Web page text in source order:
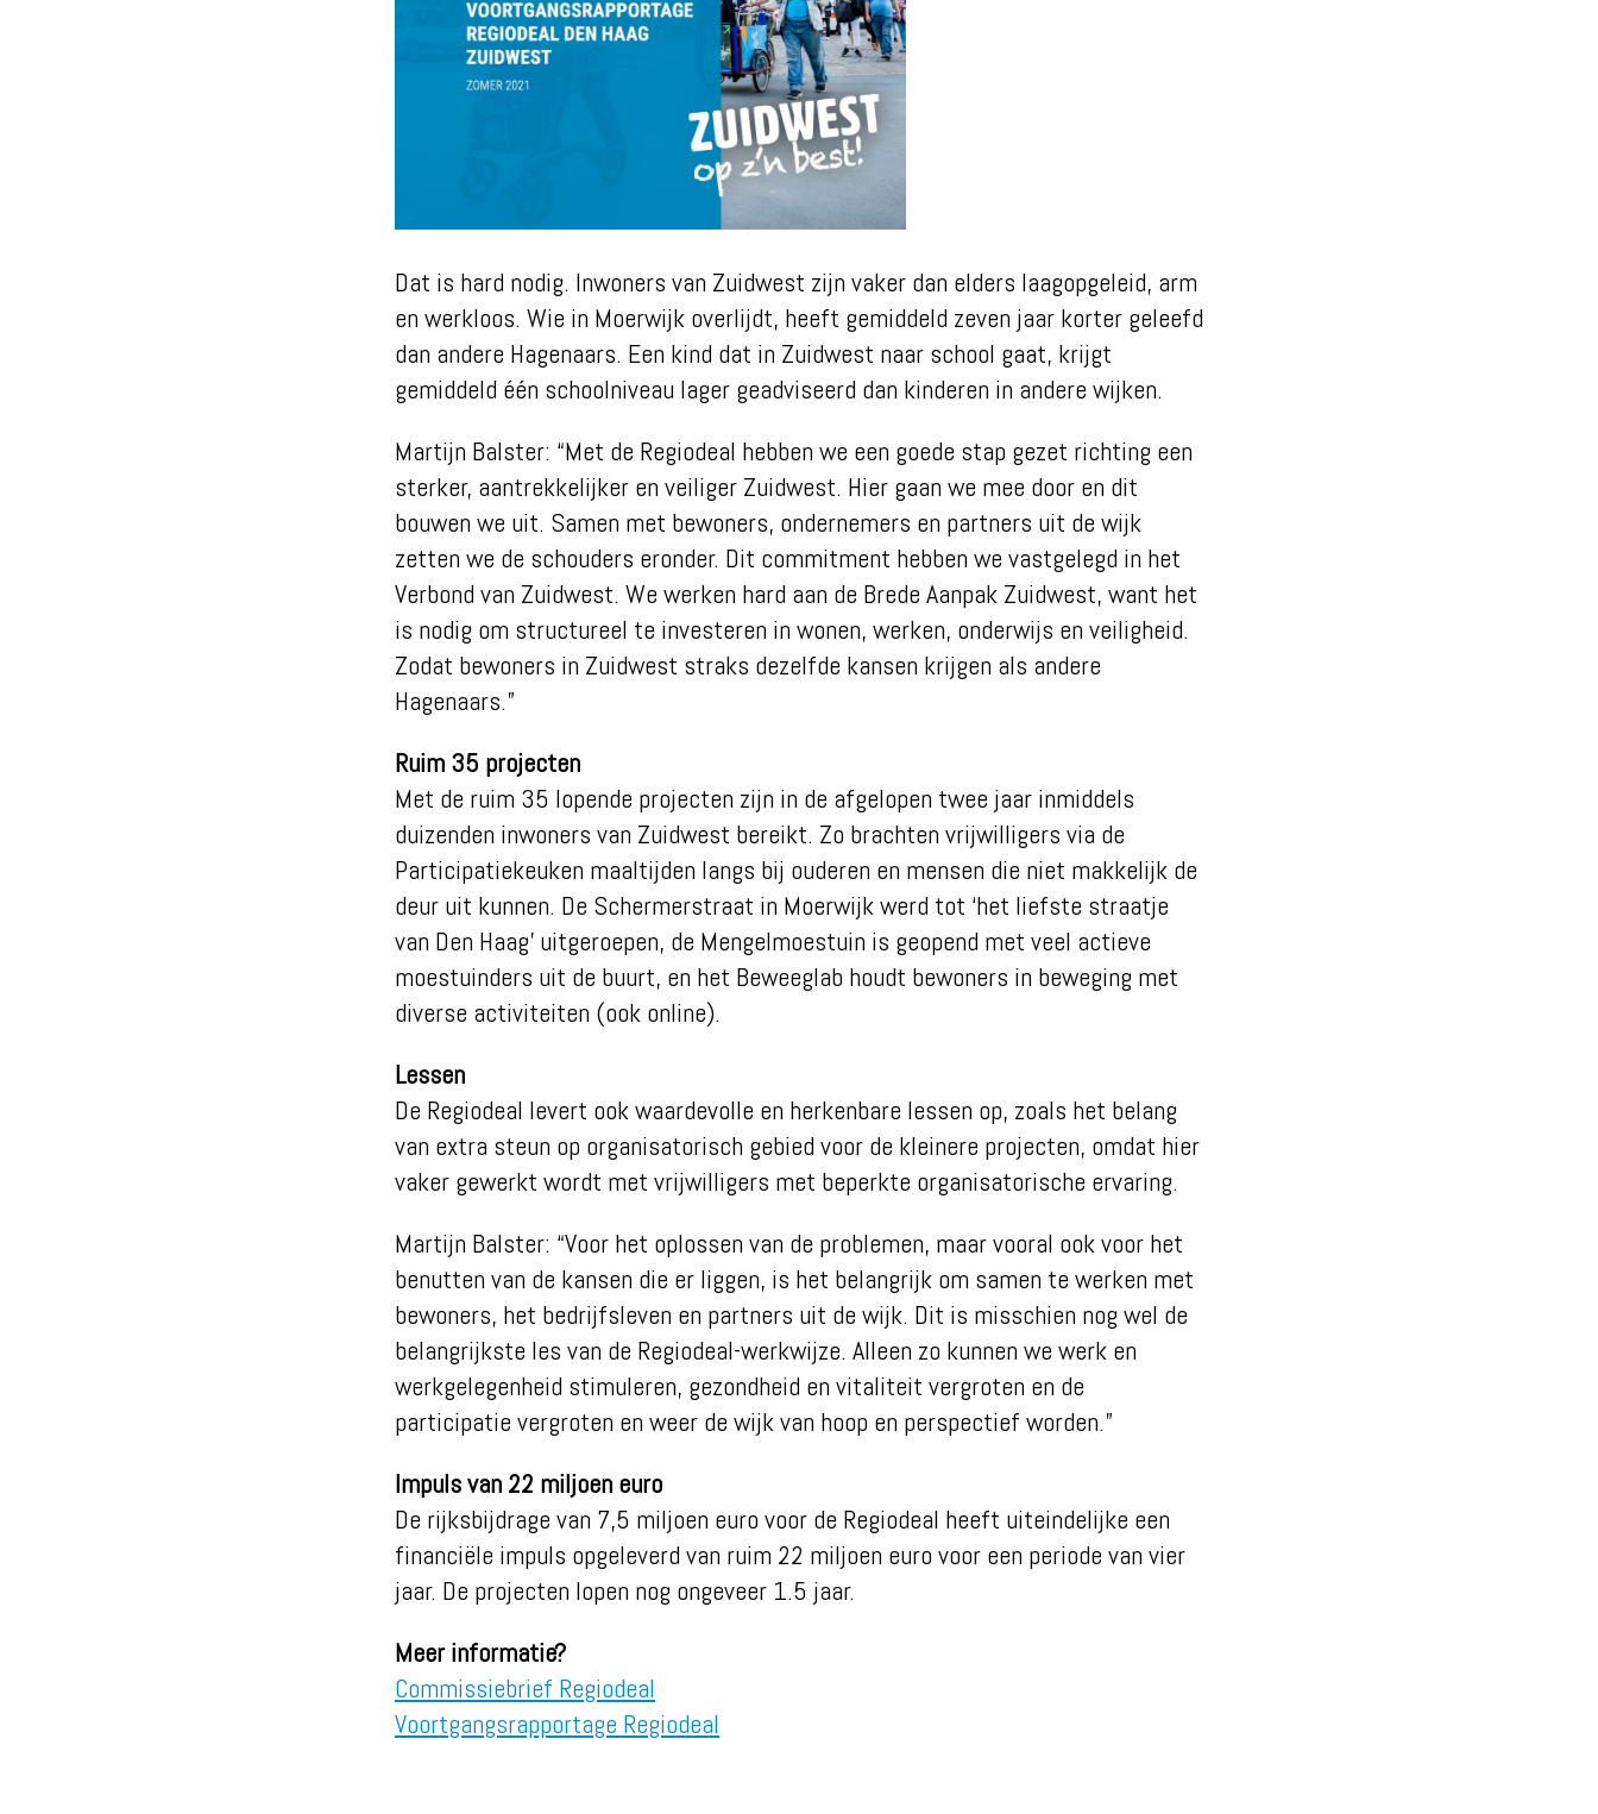
Dat is hard nodig. Inwoners van Zuidwest zijn vaker dan elders laagopgeleid, arm
en werkloos. Wie in Moerwijk overlijdt, heeft gemiddeld zeven jaar korter geleefd
dan andere Hagenaars. Een kind dat in Zuidwest naar school gaat, krijgt
gemiddeld één schoolniveau lager geadviseerd dan kinderen in andere wijken.
Martijn Balster: “Met de Regiodeal hebben we een goede stap gezet richting een
sterker, aantrekkelijker en veiliger Zuidwest. Hier gaan we mee door en dit
bouwen we uit. Samen met bewoners, ondernemers en partners uit de wijk
zetten we de schouders eronder. Dit commitment hebben we vastgelegd in het
Verbond van Zuidwest. We werken hard aan de Brede Aanpak Zuidwest, want het
is nodig om structureel te investeren in wonen, werken, onderwijs en veiligheid.
Zodat bewoners in Zuidwest straks dezelfde kansen krijgen als andere
Hagenaars.”
Ruim 35 projecten
Met de ruim 35 lopende projecten zijn in de afgelopen twee jaar inmiddels
duizenden inwoners van Zuidwest bereikt. Zo brachten vrijwilligers via de
Participatiekeuken maaltijden langs bij ouderen en mensen die niet makkelijk de
deur uit kunnen. De Schermerstraat in Moerwijk werd tot ‘het liefste straatje
van Den Haag’ uitgeroepen, de Mengelmoestuin is geopend met veel actieve
moestuinders uit de buurt, en het Beweeglab houdt bewoners in beweging met
diverse activiteiten (ook online).
Lessen
De Regiodeal levert ook waardevolle en herkenbare lessen op, zoals het belang
van extra steun op organisatorisch gebied voor de kleinere projecten, omdat hier
vaker gewerkt wordt met vrijwilligers met beperkte organisatorische ervaring.
Martijn Balster: “Voor het oplossen van de problemen, maar vooral ook voor het
benutten van de kansen die er liggen, is het belangrijk om samen te werken met
bewoners, het bedrijfsleven en partners uit de wijk. Dit is misschien nog wel de
belangrijkste les van de Regiodeal-werkwijze. Alleen zo kunnen we werk en
werkgelegenheid stimuleren, gezondheid en vitaliteit vergroten en de
participatie vergroten en weer de wijk van hoop en perspectief worden.”
Impuls van 22 miljoen euro
De rijksbijdrage van 7,5 miljoen euro voor de Regiodeal heeft uiteindelijke een
financiële impuls opgeleverd van ruim 22 miljoen euro voor een periode van vier
jaar. De projecten lopen nog ongeveer 1.5 jaar.
Meer informatie?
Commissiebrief Regiodeal
Voortgangsrapportage Regiodeal